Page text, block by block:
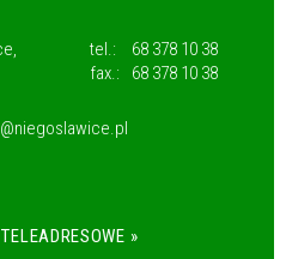
tel.:
68 378 10 38
fax.:
68 378 10 38
»